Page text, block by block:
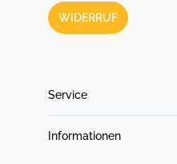
WIDERRUF
Service
Informationen